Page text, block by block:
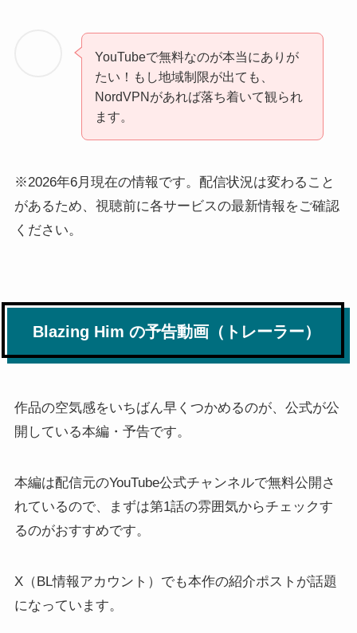
YouTubeで無料なのが本当にありが
たい！もし地域制限が出ても、
NordVPNがあれば落ち着いて観られ
ます。
※2026年6月現在の情報です。配信状況は変わること
があるため、視聴前に各サービスの最新情報をご確認
ください。
Blazing Him の予告動画（トレーラー）
作品の空気感をいちばん早くつかめるのが、公式が公
開している本編・予告です。
本編は配信元のYouTube公式チャンネルで無料公開さ
れているので、まずは第1話の雰囲気からチェックす
るのがおすすめです。
X（BL情報アカウント）でも本作の紹介ポストが話題
になっています。